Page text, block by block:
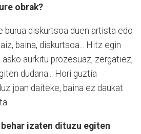
obrak?
burua diskurtsoa duen artista edo
baina, diskurtsoa... Hitz egin
aurkitu prozesuaz, zergatiez,
dudana... Hori guztia
joan daiteke, baina ez daukat
izaten dituzu egiten